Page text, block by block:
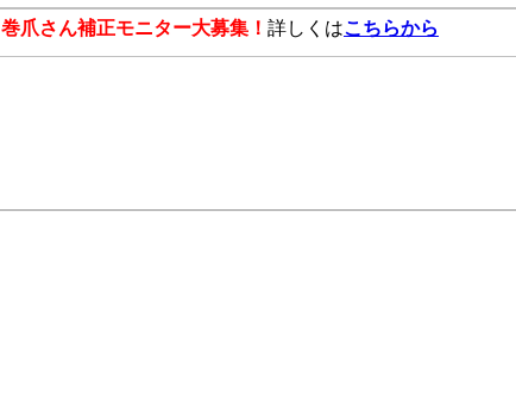
巻爪さん補正モニター大募集！ 詳しくはこちらから